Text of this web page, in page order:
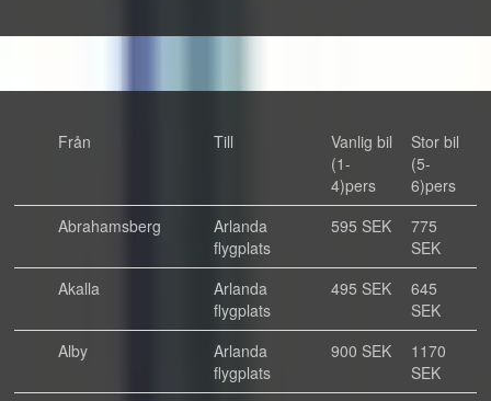
Från Till
Vanlig bil
(1-
4)pers
Stor bil
(5-
6)pers
Abrahamsberg
Arlanda
flygplats
595 SEK
775
SEK
Akalla
Arlanda
flygplats
495 SEK
645
SEK
Alby
Arlanda
flygplats
900 SEK
1170
SEK